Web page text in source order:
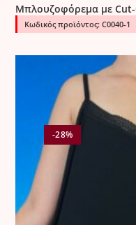
was:
14.90 €.είναι:
4.90 €.
Μπλουζοφόρεμα με
Κωδικός προϊόντος: C0040-1
-28%